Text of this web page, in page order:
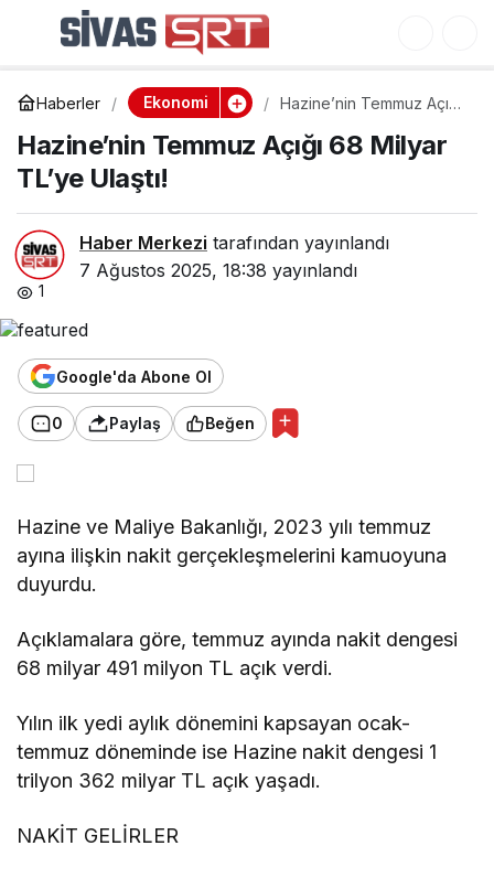
Haberler Ekonomi
Hazine’nin Temmuz Açığı
Hazine’nin Temmuz Açığı 68 Milyar
TL’ye Ulaştı!
Haber Merkezi tarafından yayınlandı
7 Ağustos 2025, 18:38 yayınlandı
1
Google'da Abone Ol
0 Paylaş Beğen
Hazine ve Maliye Bakanlığı, 2023 yılı temmuz
ayına ilişkin nakit gerçekleşmelerini kamuoyuna
duyurdu.
Açıklamalara göre, temmuz ayında nakit dengesi
68 milyar 491 milyon TL açık verdi.
Yılın ilk yedi aylık dönemini kapsayan ocak-
temmuz döneminde ise Hazine nakit dengesi 1
trilyon 362 milyar TL açık yaşadı.
NAKİT GELİRLER
Hava Trafiğinde Yüzde